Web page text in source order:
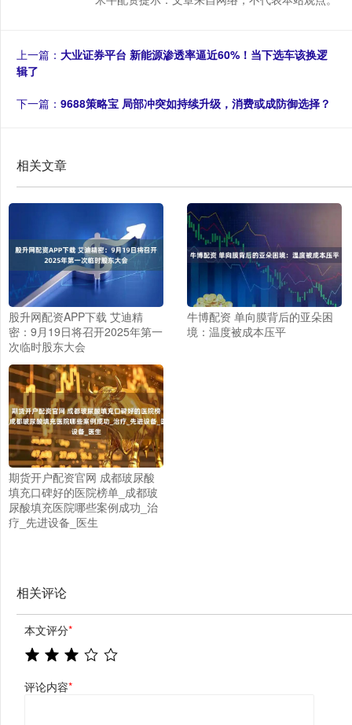
上一篇： 大业证券平台 新能源渗透率逼近60%！当下选车该换逻
辑了
下一篇： 9688策略宝 局部冲突如持续升级，消费或成防御选择？
相关文章
股升网配资APP下载 艾迪精
密：9月19日将召开2025年第一
次临时股东大会
牛博配资 单向膜背后的亚朵困
境：温度被成本压平
期货开户配资官网 成都玻尿酸
填充口碑好的医院榜单_成都玻
尿酸填充医院哪些案例成功_治
疗_先进设备_医生
相关评论
本文评分*
评论内容*